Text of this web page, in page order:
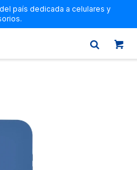
país dedicada a celulares y